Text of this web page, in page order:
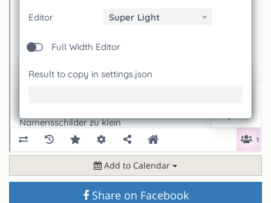
Add to Calendar
Share on Facebook